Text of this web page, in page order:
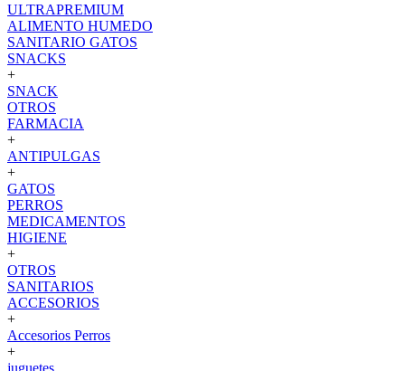
ULTRAPREMIUM
ALIMENTO HUMEDO
SANITARIO GATOS
SNACKS
+
SNACK
OTROS
FARMACIA
+
ANTIPULGAS
+
GATOS
PERROS
MEDICAMENTOS
HIGIENE
+
OTROS
SANITARIOS
ACCESORIOS
+
Accesorios Perros
+
juguetes